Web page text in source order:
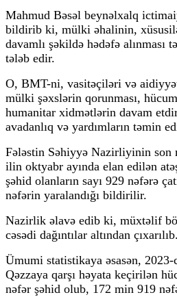
Mahmud Bəsəl beynəlxalq
bildirib ki, mülki əhalinin,
davamlı şəkildə hədəfə
tələb edir.
O, BMT-ni, vasitəçiləri və
mülki şəxslərin qorunması,
humanitar xidmətlərin davam
avadanlıq və yardımların təmin
Fələstin Səhiyyə Nazirliyinin son
ilin oktyabr ayında elan edilən
şəhid olanların sayı 929 nəfərə
nəfərin yaralandığı bildirilir.
Nazirlik əlavə edib ki, müxtəlif
cəsədi dağıntılar altından çıxarılıb.
Ümumi statistikaya əsasən,
Qəzzaya qarşı həyata keçirilən
nəfər şəhid olub, 172 min 919